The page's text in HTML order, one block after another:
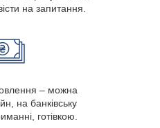
на запитання.
– можна
на банківську
готівкою.